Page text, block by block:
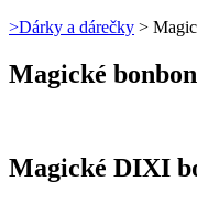
>Dárky a dárečky >
Magické
Magické DIXI